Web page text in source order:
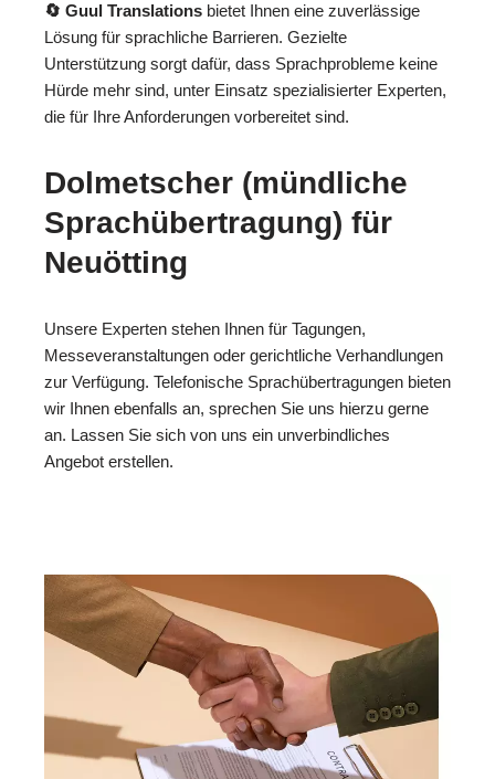
🔄 Guul Translations bietet Ihnen eine zuverlässige
Lösung für sprachliche Barrieren. Gezielte
Unterstützung sorgt dafür, dass Sprachprobleme keine
Hürde mehr sind, unter Einsatz spezialisierter Experten,
die für Ihre Anforderungen vorbereitet sind.
Dolmetscher (mündliche
Sprachübertragung) für
Neuötting
Unsere Experten stehen Ihnen für Tagungen,
Messeveranstaltungen oder gerichtliche Verhandlungen
zur Verfügung. Telefonische Sprachübertragungen bieten
wir Ihnen ebenfalls an, sprechen Sie uns hierzu gerne
an. Lassen Sie sich von uns ein unverbindliches
Angebot erstellen.